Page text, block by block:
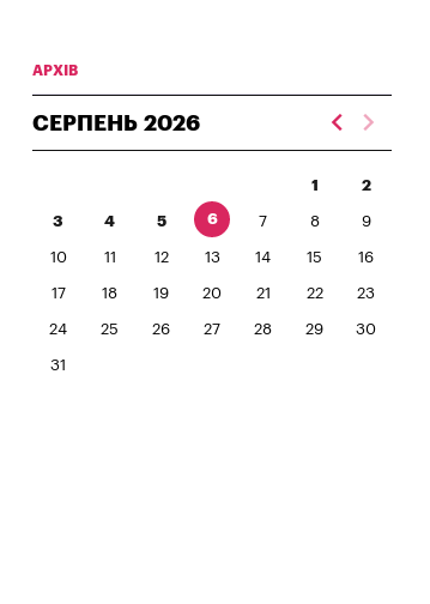
АРХІВ
СЕРПЕНЬ 2026
1 2
3 4 5 6 7 8 9
10 11 12 13 14 15 16
17 18 19 20 21 22 23
24 25 26 27 28 29 30
31